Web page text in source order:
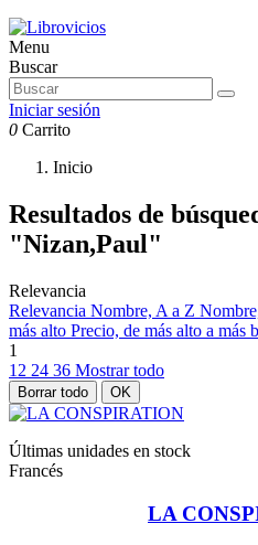
Menu
Buscar
Iniciar sesión
0 Carrito
Inicio
Resultados de
"Nizan,Paul"
Relevancia
Relevancia Nombre, A a Z
más alto Precio, de más alto a más
1
12 24 36 Mostrar todo
Borrar todo OK
Últimas unidades en stock
Francés
LA